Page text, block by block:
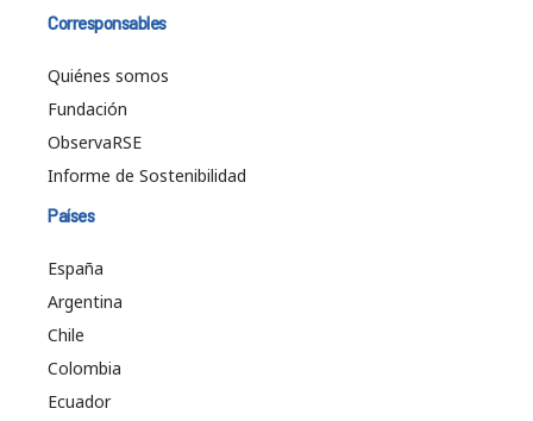
Corresponsables
Quiénes somos
Fundación
ObservaRSE
Informe de Sostenibilidad
Países
España
Argentina
Chile
Colombia
Ecuador